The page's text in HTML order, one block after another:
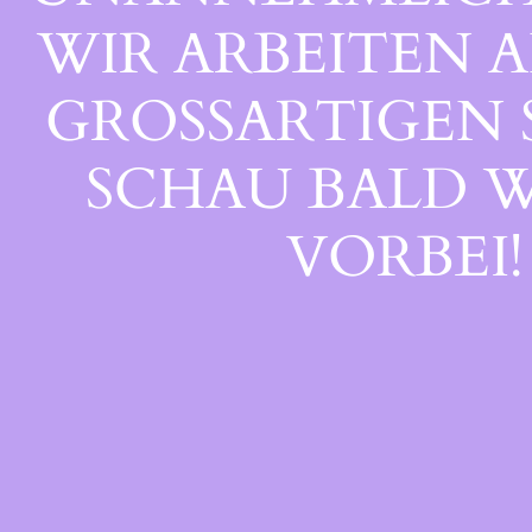
WIR ARBEITEN
GROSSARTIGEN
CHAU BALD
ORBEI!